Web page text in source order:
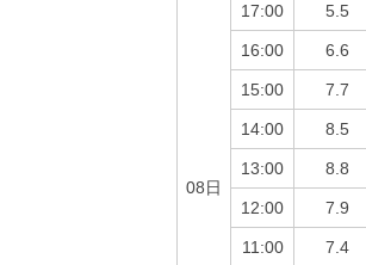
08日
17:00 5.5
16:00 6.6
15:00 7.7
14:00 8.5
13:00 8.8
12:00 7.9
11:00 7.4